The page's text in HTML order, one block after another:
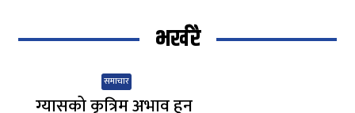
भर्खरै
समाचार
ग्यासको कृत्रिम अभाव हुन